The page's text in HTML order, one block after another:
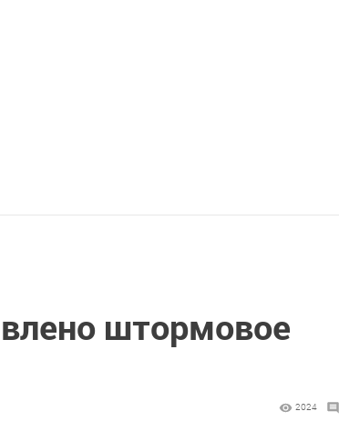
штормовое
2024